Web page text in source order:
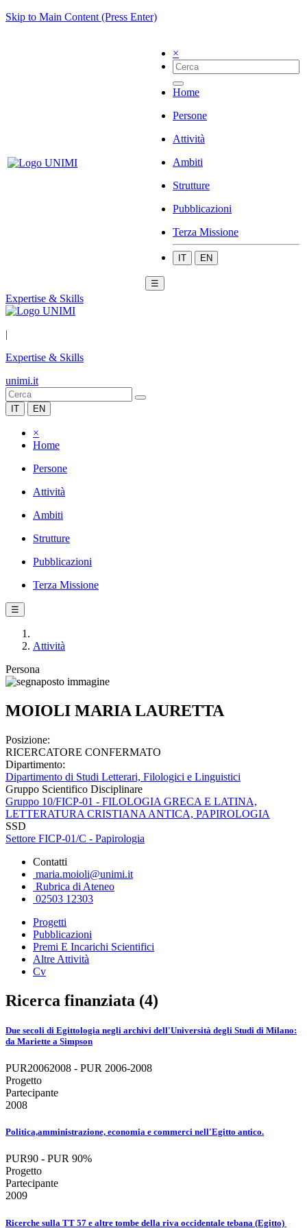
Skip to Main Content (Press Enter)
×
Home
Persone
Attività
Ambiti
Strutture
Pubblicazioni
Terza Missione
IT EN
☰
Expertise & Skills
|
Expertise & Skills
unimi.it
IT EN
×
Home
Persone
Attività
Ambiti
Strutture
Pubblicazioni
Terza Missione
☰
Attività
Persona
MOIOLI MARIA LAURETTA
Posizione:
RICERCATORE CONFERMATO
Dipartimento:
Dipartimento di Studi Letterari, Filologici e Linguistici
Gruppo Scientifico Disciplinare
Gruppo 10/FICP-01 - FILOLOGIA GRECA E LATINA,
LETTERATURA CRISTIANA ANTICA, PAPIROLOGIA
SSD
Settore FICP-01/C - Papirologia
Contatti
maria.moioli@unimi.it
Rubrica di Ateneo
02503 12303
Progetti
Pubblicazioni
Premi E Incarichi Scientifici
Altre Attività
Cv
Ricerca finanziata (4)
Due secoli di Egittologia negli archivi dell'Università degli Studi di Milano:
da Mariette a Simpson
PUR20062008 - PUR 2006-2008
Progetto
Partecipante
2008
Politica,amministrazione, economia e commerci nell'Egitto antico.
PUR90 - PUR 90%
Progetto
Partecipante
2009
Ricerche sulla TT 57 e altre tombe della riva occidentale tebana (Egitto)